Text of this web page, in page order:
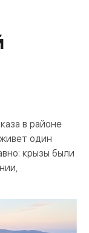
в районе
один
крызы были